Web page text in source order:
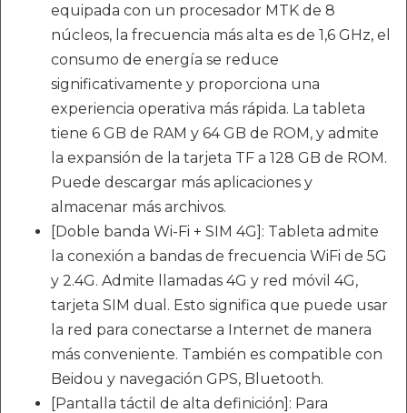
equipada con un procesador MTK de 8
núcleos, la frecuencia más alta es de 1,6 GHz, el
consumo de energía se reduce
significativamente y proporciona una
experiencia operativa más rápida. La tableta
tiene 6 GB de RAM y 64 GB de ROM, y admite
la expansión de la tarjeta TF a 128 GB de ROM.
Puede descargar más aplicaciones y
almacenar más archivos.
[Doble banda Wi-Fi + SIM 4G]: Tableta admite
la conexión a bandas de frecuencia WiFi de 5G
y 2.4G. Admite llamadas 4G y red móvil 4G,
tarjeta SIM dual. Esto significa que puede usar
la red para conectarse a Internet de manera
más conveniente. También es compatible con
Beidou y navegación GPS, Bluetooth.
[Pantalla táctil de alta definición]: Para